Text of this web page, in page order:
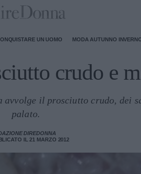
UN UOMO MODA AUTUNNO
crudo e
avvolge il prosciutto crudo, dei
palato.
DIREDONNA
IL 21 MARZO 2012